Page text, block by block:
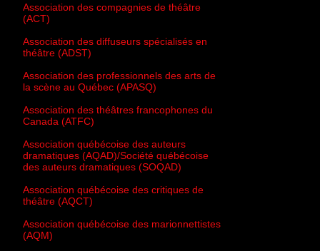
Association des compagnies de théâtre
(ACT)
Association des diffuseurs spécialisés en
théâtre (ADST)
Association des professionnels des arts de
la scène au Québec (APASQ)
Association des théâtres francophones du
Canada (ATFC)
Association québécoise des auteurs
dramatiques (AQAD)/Société québécoise
des auteurs dramatiques (SOQAD)
Association québécoise des critiques de
théâtre (AQCT)
Association québécoise des marionnettistes
(AQM)